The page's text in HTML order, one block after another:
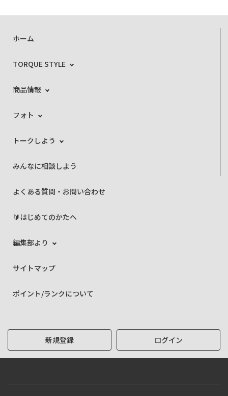
ホーム
TORQUE STYLE
商品情報
フォト
トークしよう
みんなに相談しよう
よくある質問・お問い合わせ
🔰はじめてのかたへ
編集部より
サイトマップ
ポイント/ランクについて
新規登録 ログイン